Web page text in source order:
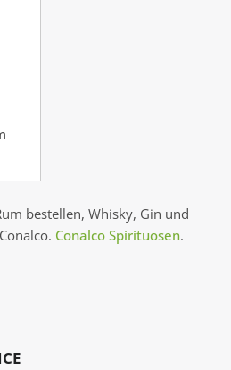
bestellen, Whisky, Gin und
Conalco Spirituosen.